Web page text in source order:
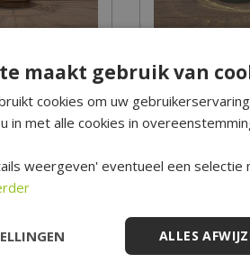
cm
,95
cm
7,
maakt gebruik van
cookies om uw
in met alle cookies in
weergeven' eventueel een selectie
ALLES